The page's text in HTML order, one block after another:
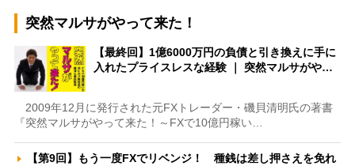
突然マルサがやって来た！
【最終回】1億6000万円の負債と引き換えに手に
入れたプライスレスな経験 ｜ 突然マルサがや…
2009年12月に発行された元FXトレーダー・磯貝清明氏の著書
『突然マルサがやって来た！～FXで10億円稼い…
【第9回】もう一度FXでリベンジ！ 種銭は差し押さえを免れ